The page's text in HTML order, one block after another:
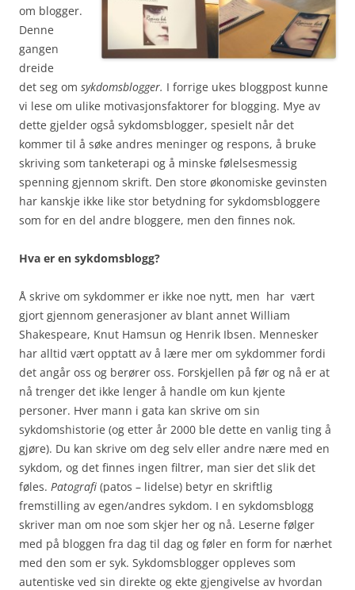
om blogger.
Denne
gangen
dreide
det seg om sykdomsblogger. I forrige ukes bloggpost kunne
vi lese om ulike motivasjonsfaktorer for blogging. Mye av
dette gjelder også sykdomsblogger, spesielt når det
kommer til å søke andres meninger og respons, å bruke
skriving som tanketerapi og å minske følelsesmessig
spenning gjennom skrift. Den store økonomiske gevinsten
har kanskje ikke like stor betydning for sykdomsbloggere
som for en del andre bloggere, men den finnes nok.
Hva er en sykdomsblogg?
Å skrive om sykdommer er ikke noe nytt, men har vært
gjort gjennom generasjoner av blant annet William
Shakespeare, Knut Hamsun og Henrik Ibsen. Mennesker
har alltid vært opptatt av å lære mer om sykdommer fordi
det angår oss og berører oss. Forskjellen på før og nå er at
nå trenger det ikke lenger å handle om kun kjente
personer. Hver mann i gata kan skrive om sin
sykdomshistorie (og etter år 2000 ble dette en vanlig ting å
gjøre). Du kan skrive om deg selv eller andre nære med en
sykdom, og det finnes ingen filtrer, man sier det slik det
føles. Patografi (patos – lidelse) betyr en skriftlig
fremstilling av egen/andres sykdom. I en sykdomsblogg
skriver man om noe som skjer her og nå. Leserne følger
med på bloggen fra dag til dag og føler en form for nærhet
med den som er syk. Sykdomsblogger oppleves som
autentiske ved sin direkte og ekte gjengivelse av hvordan